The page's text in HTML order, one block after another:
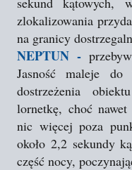
zlokalizowania
na granicy
NEPTUN -
Jasność maleje
dostrzeżenia
lornetkę, choć
nic więcej poza
około 2,2 sekundy
część nocy,